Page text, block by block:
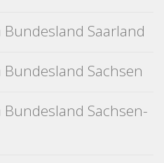
Saarland
Sachsen
Sachsen-